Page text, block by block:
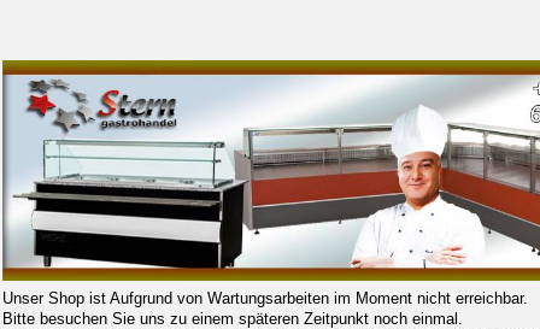
Unser Shop ist Aufgrund von Wartungsarbeiten im Moment nicht erreichbar.
Bitte besuchen Sie uns zu einem späteren Zeitpunkt noch einmal.